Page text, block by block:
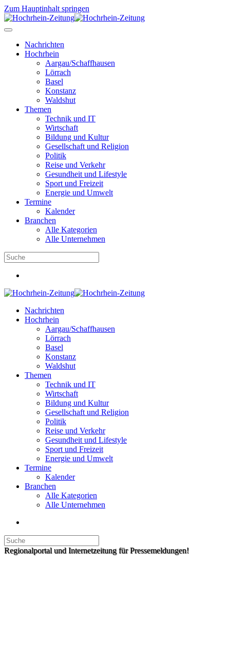
Zum Hauptinhalt springen
Nachrichten
Hochrhein
Aargau/Schaffhausen
Lörrach
Basel
Konstanz
Waldshut
Themen
Technik und IT
Wirtschaft
Bildung und Kultur
Gesellschaft und Religion
Politik
Reise und Verkehr
Gesundheit und Lifestyle
Sport und Freizeit
Energie und Umwelt
Termine
Kalender
Branchen
Alle Kategorien
Alle Unternehmen
Nachrichten
Hochrhein
Aargau/Schaffhausen
Lörrach
Basel
Konstanz
Waldshut
Themen
Technik und IT
Wirtschaft
Bildung und Kultur
Gesellschaft und Religion
Politik
Reise und Verkehr
Gesundheit und Lifestyle
Sport und Freizeit
Energie und Umwelt
Termine
Kalender
Branchen
Alle Kategorien
Alle Unternehmen
Regionalportal und Internetzeitung für Pressemeldungen!